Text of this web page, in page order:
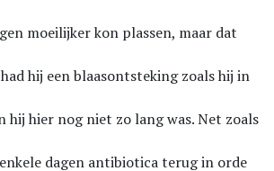
moeilijker kon plassen, maar dat
hij een blaasontsteking zoals hij in
hij hier nog niet zo lang was. Net zoals
dagen antibiotica terug in orde